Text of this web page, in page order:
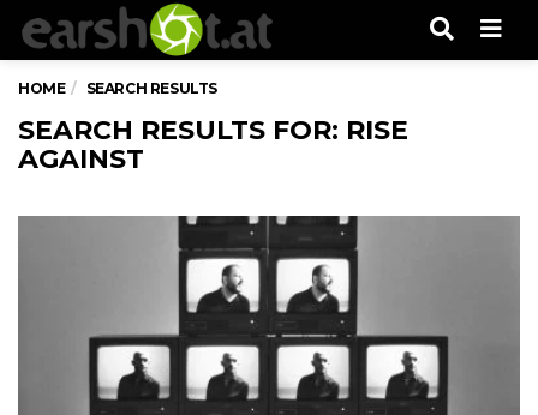
HOME SEARCH RESULTS
SEARCH RESULTS FOR: RISE
AGAINST